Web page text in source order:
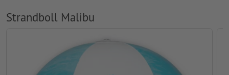
Strandboll Malibu